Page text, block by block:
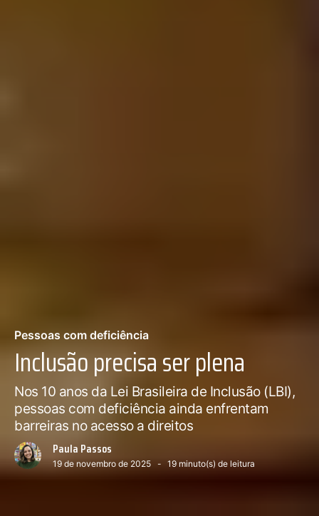
Pessoas com deficiência
Inclusão precisa ser plena
Nos 10 anos da Lei Brasileira de Inclusão (LBI),
pessoas com deficiência ainda enfrentam
barreiras no acesso a direitos
Paula Passos
19 de novembro de 2025 19 minuto(s) de leitura